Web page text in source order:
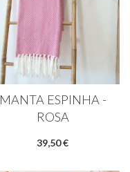
MANTA ESPINHA -
ROSA
39,50 €